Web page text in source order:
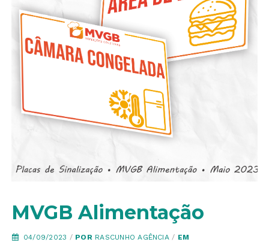
MVGB Alimentação
04/09/2023 / POR RASCUNHO AGÊNCIA / EM